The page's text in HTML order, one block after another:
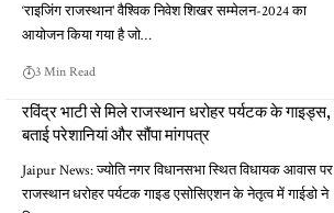
‘राइजिंग राजस्थान' वैश्विक निवेश शिखर सम्मेलन-2024 का
आयोजन किया गया है जो…
3 Min Read
रविंद्र भाटी से मिले राजस्थान धरोहर पर्यटक के गाइड्स,
बताई परेशानियां और सौंपा मांगपत्र
Jaipur News: ज्योति नगर विधानसभा स्थित विधायक आवास पर
राजस्थान धरोहर पर्यटक गाइड एसोसिएशन के नेतृत्व में गाईडो ने